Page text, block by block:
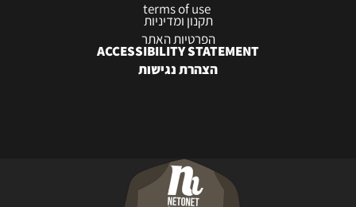
תקנון ומדיניות
הפרטיות האתר
ACCESSIBILITY STATEMENT
הצהרת נגישות